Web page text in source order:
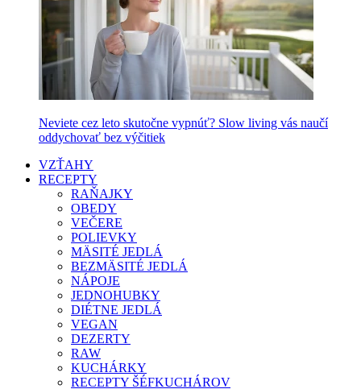
Neviete cez leto skutočne vypnúť? Slow living vás naučí
oddychovať bez výčitiek
VZŤAHY
RECEPTY
RAŇAJKY
OBEDY
VEČERE
POLIEVKY
MÄSITÉ JEDLÁ
BEZMÄSITÉ JEDLÁ
NÁPOJE
JEDNOHUBKY
DIÉTNE JEDLÁ
VEGAN
DEZERTY
RAW
KUCHÁRKY
RECEPTY ŠÉFKUCHÁROV